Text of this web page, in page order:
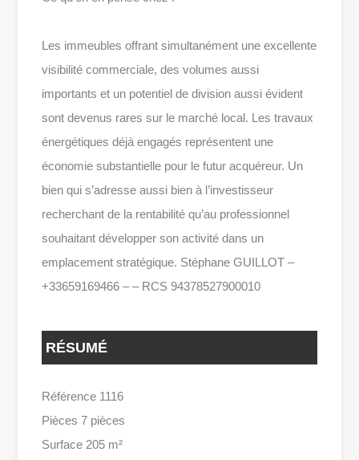
Les immeubles offrant simultanément une excellente
visibilité commerciale, des volumes aussi
importants et un potentiel de division aussi évident
sont devenus rares sur le marché local. Les travaux
énergétiques déjà engagés représentent une
économie substantielle pour le futur acquéreur. Un
bien qui s’adresse aussi bien à l’investisseur
recherchant de la rentabilité qu’au professionnel
souhaitant développer son activité dans un
emplacement stratégique. Stéphane GUILLOT –
+33659169466 – – RCS 94378527900010
RÉSUMÉ
Référence 1116
Pièces 7 pièces
Surface 205 m²